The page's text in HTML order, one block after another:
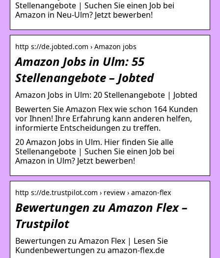
Stellenangebote | Suchen Sie einen Job bei
Amazon in Neu-Ulm? Jetzt bewerben!
http s://de.jobted.com › Amazon jobs
Amazon Jobs in Ulm: 55
Stellenangebote – Jobted
Amazon Jobs in Ulm: 20 Stellenangebote | Jobted
Bewerten Sie Amazon Flex wie schon 164 Kunden
vor Ihnen! Ihre Erfahrung kann anderen helfen,
informierte Entscheidungen zu treffen.
20 Amazon Jobs in Ulm. Hier finden Sie alle
Stellenangebote | Suchen Sie einen Job bei
Amazon in Ulm? Jetzt bewerben!
http s://de.trustpilot.com › review › amazon-flex
Bewertungen zu Amazon Flex –
Trustpilot
Bewertungen zu Amazon Flex | Lesen Sie
Kundenbewertungen zu amazon-flex.de